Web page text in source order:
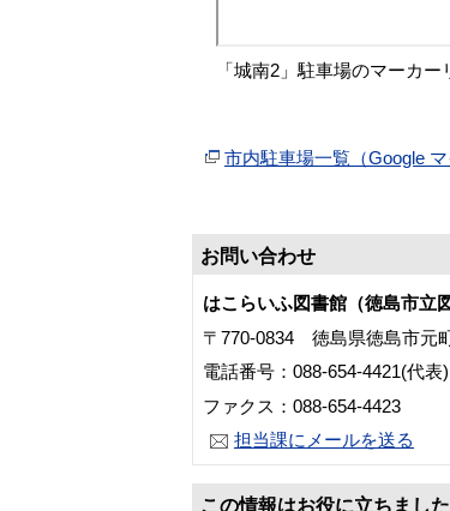
「城南2」駐車場のマーカー
市内駐車場一覧（Google
お問い合わせ
はこらいふ図書館（徳島市立
〒770-0834 徳島県徳島市元
電話番号：088-654-4421(代
ファクス：088-654-4423
担当課にメールを送る
この情報はお役に立ちまし